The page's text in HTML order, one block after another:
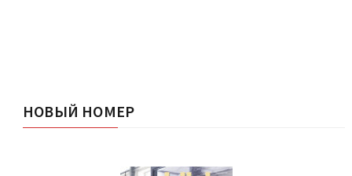
НОВЫЙ НОМЕР